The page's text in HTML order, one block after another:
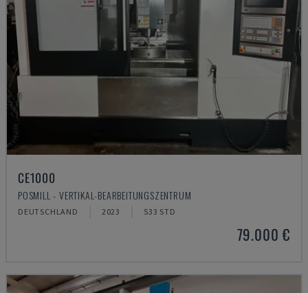
CE1000
POSMILL - VERTIKAL-BEARBEITUNGSZENTRUM
DEUTSCHLAND 2023 533 STD
79.000 €